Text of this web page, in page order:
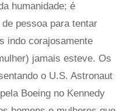
humanidade; é
pessoa para tentar
indo corajosamente
jamais esteve. Os
o U.S. Astronaut
Boeing no Kennedy